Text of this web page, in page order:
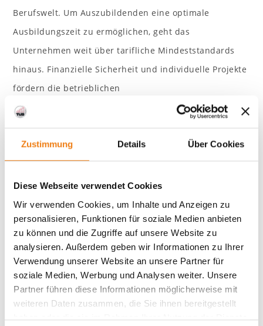
Zustimmung Details Über Cookies
Diese Webseite verwendet Cookies
Wir verwenden Cookies, um Inhalte und Anzeigen zu
personalisieren, Funktionen für soziale Medien anbieten
zu können und die Zugriffe auf unsere Website zu
analysieren. Außerdem geben wir Informationen zu Ihrer
Verwendung unserer Website an unsere Partner für
soziale Medien, Werbung und Analysen weiter. Unsere
Partner führen diese Informationen möglicherweise mit
weiteren Daten zusammen, die Sie ihnen bereitgestellt
haben oder die sie im Rahmen Ihrer Nutzung der Dienste
Berufswelt. Um Auszubildenden eine optimale
Ausbildungszeit zu ermöglichen, geht das
Unternehmen weit über tarifliche Mindeststandards
hinaus. Finanzielle Sicherheit und individuelle Projekte
fördern die betrieblichen
Karriereperspektiven. Außerdem ist das Unternehmen
Vorreiter in innovativen Ausbildungselementen.
Auszubildenden wird die Mitgestaltung digitaler
Produktionsprozesse ermöglicht, was nicht nur die
Ausbildung bereichert, sondern auch zukunftsweisende
Fähigkeiten vermittelt und Auszubildende dazu
ermutigt, ihre Kreativität und ihr Wissen einzubringen.
Auszubildenden stehen modernste Technologien und
innovative Ausbildungsformate zur Verfügung. Von
Converter-Programmen zur Umwandlung von Zeichen-
ins Maschinenprogramm bis hin zu Unterstützung im